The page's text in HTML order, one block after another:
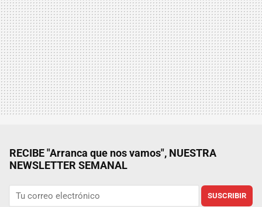
RECIBE "Arranca que nos vamos", NUESTRA
NEWSLETTER SEMANAL
SUSCRIBIR